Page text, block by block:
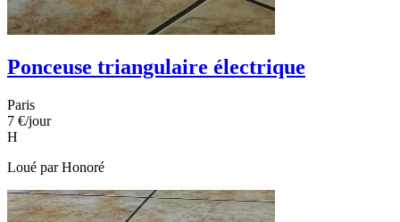
Ponceuse triangulaire électrique
Paris
7 €/jour
H
Loué parHonoré